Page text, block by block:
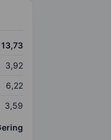
13,73
3,92
6,22
3,59